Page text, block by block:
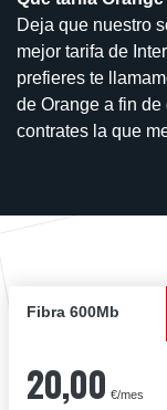
Deja que nuestro
mejor tarifa de
prefieres te
de Orange a fin
contrates la que
Fibra 600Mb
20,00 €/mes